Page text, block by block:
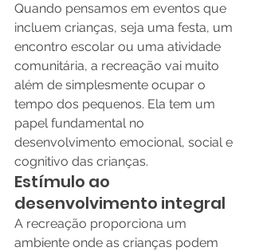
Quando pensamos em eventos que
incluem crianças, seja uma festa, um
encontro escolar ou uma atividade
comunitária, a recreação vai muito
além de simplesmente ocupar o
tempo dos pequenos. Ela tem um
papel fundamental no
desenvolvimento emocional, social e
cognitivo das crianças.
Estímulo ao
desenvolvimento integral
A recreação proporciona um
ambiente onde as crianças podem